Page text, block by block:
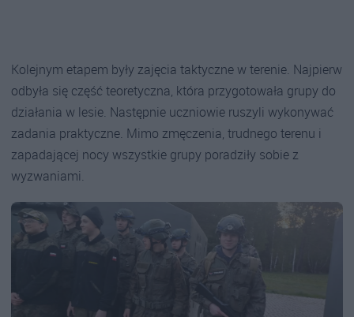
Kolejnym etapem były zajęcia taktyczne w terenie. Najpierw
odbyła się część teoretyczna, która przygotowała grupy do
działania w lesie. Następnie uczniowie ruszyli wykonywać
zadania praktyczne. Mimo zmęczenia, trudnego terenu i
zapadającej nocy wszystkie grupy poradziły sobie z
wyzwaniami.